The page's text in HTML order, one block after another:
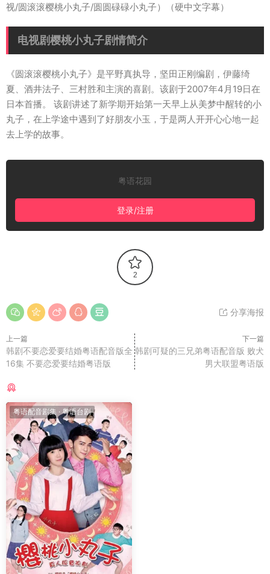
视/圆滚滚樱桃小丸子/圆圆碌碌小丸子）（硬中文字幕）
电视剧樱桃小丸子剧情简介
《圆滚滚樱桃小丸子》是平野真执导，坚田正刚编剧，伊藤绮
夏、酒井法子、三村胜和主演的喜剧。该剧于2007年4月19日在
日本首播。 该剧讲述了新学期开始第一天早上从美梦中醒转的小
丸子，在上学途中遇到了好朋友小玉，于是两人开开心心地一起
去上学的故事。
粤语花园
登录/注册
2
分享海报
上一篇
韩剧不要恋爱要结婚粤语配音版全
16集 不要恋爱要结婚粤语版
下一篇
韩剧可疑的三兄弟粤语配音版 败犬
男大联盟粤语版
粤语配音剧集 · 粤语台剧